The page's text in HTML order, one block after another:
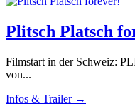
Plitsch Platsch
Filmstart in der Schweiz:
von...
Infos & Trailer →